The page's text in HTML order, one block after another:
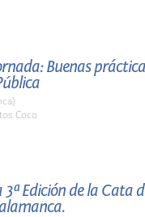
Buenas
Coco
Edición de la Cata